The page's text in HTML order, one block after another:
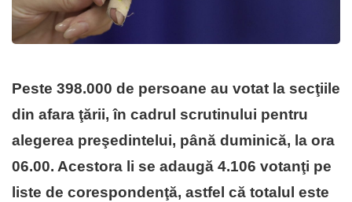
Peste 398.000 de persoane au votat la secţiile
din afara ţării, în cadrul scrutinului pentru
alegerea preşedintelui, până duminică, la ora
06.00. Acestora li se adaugă 4.106 votanţi pe
liste de corespondenţă, astfel că totalul este